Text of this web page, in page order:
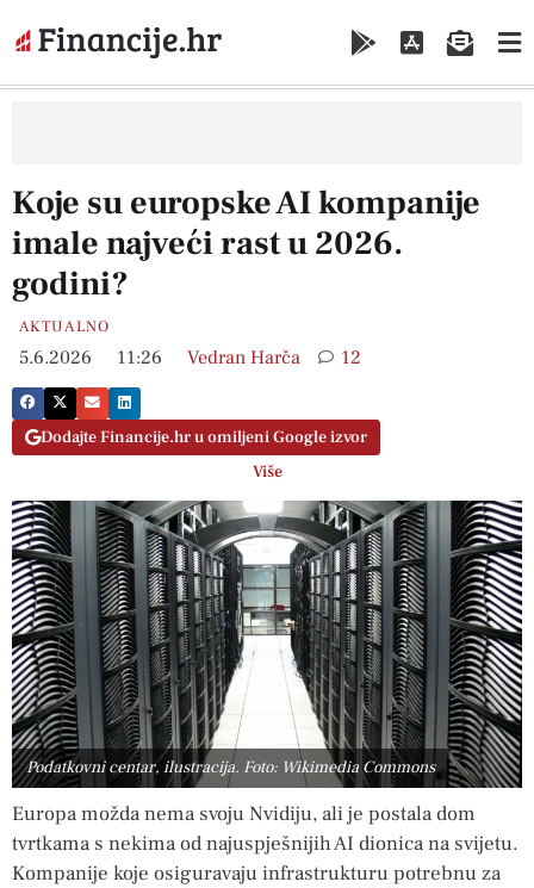
Koje su europske AI kompanije
imale najveći rast u 2026.
godini?
AKTUALNO
5.6.2026 11:26 Vedran Harča 12
Dodajte Financije.hr u omiljeni Google izvor
Više
Podatkovni centar, ilustracija. Foto: Wikimedia Commons
Europa možda nema svoju Nvidiju, ali je postala dom
tvrtkama s nekima od najuspješnijih AI dionica na svijetu.
Kompanije koje osiguravaju infrastrukturu potrebnu za